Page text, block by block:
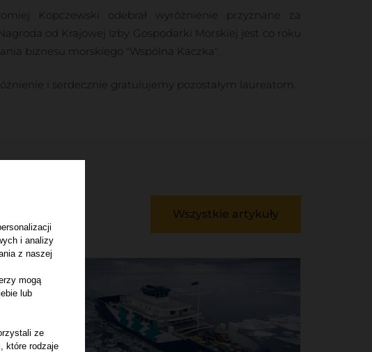
Kopczewski odebrał wyróżnienie przyznane za
od Krajowej Izby Gospodarki Morskiej jest co roku
biznesu morskiego "Wspólna Kaczka".
i serdecznie gratulujemy pozostałym laureatom.
Wszystkie artykuły
i analizy
z naszej
mogą
lub
ze
które rodzaje